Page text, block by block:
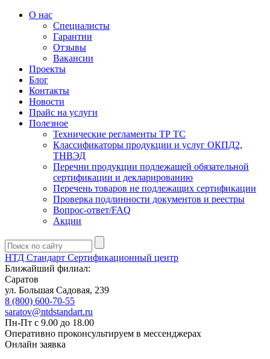
О нас
Специалисты
Гарантии
Отзывы
Вакансии
Проекты
Блог
Контакты
Новости
Прайс на услуги
Полезное
Технические регламенты ТР ТС
Классификаторы продукции и услуг ОКПД2,
ТНВЭД
Перечни продукции подлежащей обязательной
сертификации и декларированию
Перечень товаров не подлежащих сертификации
Проверка подлинности документов и реестры
Вопрос-ответ/FAQ
Акции
НТД Стандарт Сертификационный центр
Ближайший филиал:
Саратов
ул. ​​​​​​Большая Садовая, 239
8 (800) 600-70-55
saratov@ntdstandart.ru
Пн-Пт с 9.00 до 18.00
Оперативно проконсультируем в мессенджерах
Онлайн заявка